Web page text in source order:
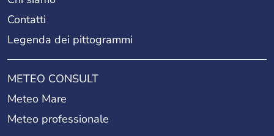
Contatti
Legenda dei pittogrammi
METEO CONSULT
Meteo Mare
Meteo professionale